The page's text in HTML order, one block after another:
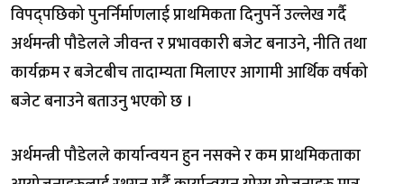
विपद्पछिको पुनर्निर्माणलाई प्राथमिकता दिनुपर्ने उल्लेख गर्दै
अर्थमन्त्री पौडेलले जीवन्त र प्रभावकारी बजेट बनाउने, नीति तथा
कार्यक्रम र बजेटबीच तादाम्यता मिलाएर आगामी आर्थिक वर्षको
बजेट बनाउने बताउनु भएको छ ।
अर्थमन्त्री पौडेलले कार्यान्वयन हुन नसक्ने र कम प्राथमिकताका